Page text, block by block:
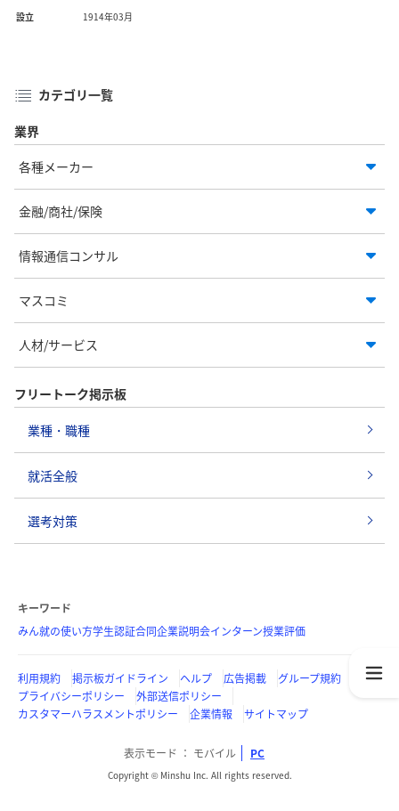
設立 1914年03月
カテゴリ一覧
業界
各種メーカー
金融/商社/保険
情報通信コンサル
マスコミ
人材/サービス
フリートーク掲示板
業種・職種
就活全般
選考対策
キーワード
みん就の使い方学生認証合同企業説明会インターン授業評価
利用規約 掲示板ガイドライン ヘルプ 広告掲載
グループ規約
プライバシーポリシー
外部送信ポリシー
カスタマーハラスメントポリシー
企業情報 サイトマップ
表示モード モバイル PC
Copyright © Minshu Inc. All rights reserved.